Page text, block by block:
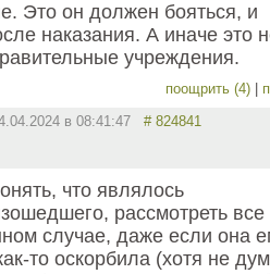
Это он должен бояться, и
наказания. А иначе это
учреждения.
поощрить (4)
в 08:41:47 # 824841
что являлось
рассмотреть все
случае, даже если она
то оскорбила (хотя не